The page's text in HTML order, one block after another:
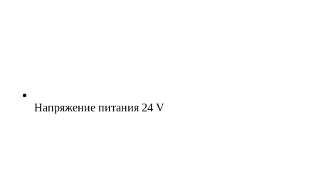
Напряжение питания 24 V